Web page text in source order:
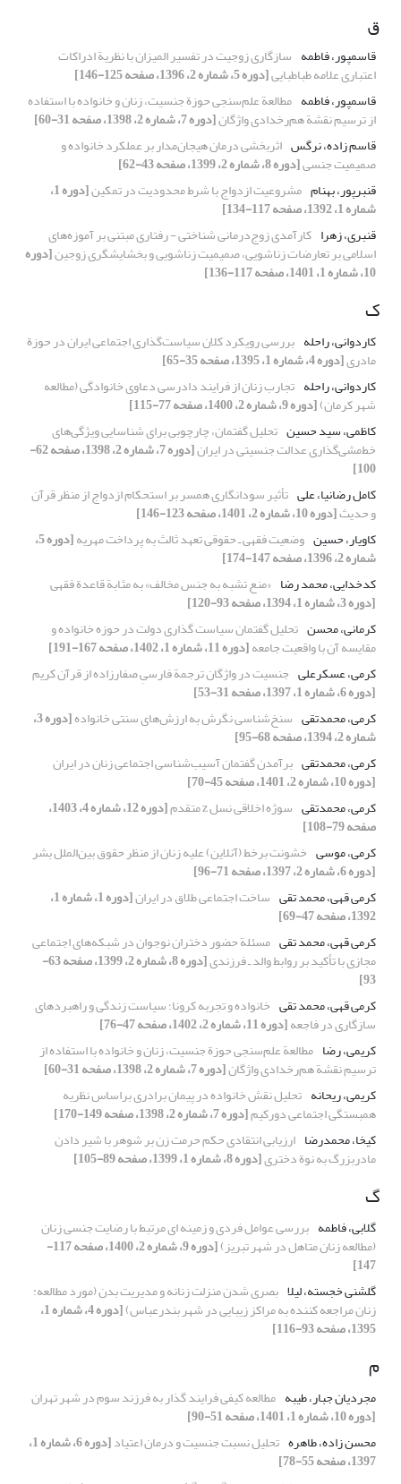
ق
قاسمپور، فاطمه سازگاری زوجیت در تفسیر المیزان با نظریة ادراکات
اعتباری علامه طباطبایی[دوره 5، شماره 2، 1396، صفحه 125-146]
قاسمپور، فاطمه مطالعة علم‌سنجی حوزة جنسیت، زنان و خانواده با استفاده
از ترسیم نقشة هم‌رخدادی واژگان[دوره 7، شماره 2، 1398، صفحه 31-60]
قاسم زاده، نرگس اثربخشی درمان هیجان‌مدار بر عملکرد خانواده و
صمیمیت جنسی[دوره 8، شماره 2، 1399، صفحه 43-62]
قنبرپور، بهنام مشروعیت ازدواج با شرط محدودیت در تمکین [دوره 1،
شماره 1، 1392، صفحه 117-134]
قنبری، زهرا کارآمدی زوج‌درمانی شناختی - رفتاری مبتنی بر آموزه‌های
اسلامی بر تعارضات زناشویی، صمیمیت زناشویی و بخشایشگری زوجین[دوره
10، شماره 1، 1401، صفحه 117-136]
ک
کاردوانی، راحله بررسی رویکرد کلان سیاست‌گذاری اجتماعی ایران در حوزة
مادری[دوره 4، شماره 1، 1395، صفحه 35-65]
کاردوانی، راحله تجارب زنان از فرایند دادرسی دعاوی خانوادگی (مطالعه
شهر کرمان)[دوره 9، شماره 2، 1400، صفحه 77-115]
کاظمی، سید حسین تحلیل‌ گفتمان، چارچوبی برای شناسایی ویژگی‌های
خط‌مشی‌گذاری عدالت جنسیتی در ایران [دوره 7، شماره 2، 1398، صفحه 62-
100]
کامل رضانیا، علی تأثیر سودانگاری همسر بر استحکام ازدواج از منظر قرآن
و حدیث[دوره 10، شماره 2، 1401، صفحه 123-146]
کاویار، حسین وضعیت فقهی ـ حقوقی تعهد ثالث به پرداخت مهریه [دوره 5،
شماره 2، 1396، صفحه 147-174]
کدخدایی، محمد رضا «منع تشبه به جنس مخالف» به مثابة قاعدة فقهی
[دوره 3، شماره 1، 1394، صفحه 93-120]
کرمانی، محسن تحلیل گفتمان سیاست گذاری دولت در حوزه خانواده و
مقایسه آن با واقعیت جامعه[دوره 11، شماره 1، 1402، صفحه 167-191]
کرمی، عسکرعلی جنسیت در واژگان ترجمة فارسیِ صفارزاده از قرآن کریم
[دوره 6، شماره 1، 1397، صفحه 31-53]
کرمی، محمدتقی سنخ‌شناسی نگرش به ارزش‌های سنتی خانواده [دوره 3،
شماره 2، 1394، صفحه 68-95]
کرمی، محمدتقی برآمدن گفتمان آسیب‌شناسی اجتماعی زنان در ایران
[دوره 10، شماره 2، 1401، صفحه 45-70]
کرمی، محمدتقی سوژه‌ اخلاقی نسل z متقدم [دوره 12، شماره 4، 1403،
صفحه 79-108]
کرمی، موسی خشونت برخط (آنلاین) علیه زنان از منظر حقوق بین‌الملل بشر
[دوره 6، شماره 2، 1397، صفحه 71-96]
کرمی قهی، محمد تقی ساخت اجتماعی طلاق در ایران [دوره 1، شماره 1،
1392، صفحه 47-69]
کرمی قهی، محمد تقی مسئلة حضور دختران نوجوان در شبکه‌های اجتماعی
مجازی با تأکید بر روابط والد ـ فرزندی [دوره 8، شماره 2، 1399، صفحه 63-
93]
کرمی قهی، محمد تقی خانواده و تجربه کرونا؛ سیاست زندگی و راهبردهای
سازگاری در فاجعه[دوره 11، شماره 2، 1402، صفحه 47-76]
کریمی، رضا مطالعة علم‌سنجی حوزة جنسیت، زنان و خانواده با استفاده از
ترسیم نقشة هم‌رخدادی واژگان[دوره 7، شماره 2، 1398، صفحه 31-60]
کریمی، ریحانه تحلیل نقش خانواده در پیمان برادری براساس نظریه
همبستگی اجتماعی دورکیم[دوره 7، شماره 2، 1398، صفحه 149-170]
کیخا، محمدرضا ارزیابی انتقادی حکم حرمت زن بر شوهر با شیر دادن
مادربزرگ به نوة دختری[دوره 8، شماره 1، 1399، صفحه 89-105]
گ
گلابی، فاطمه بررسی عوامل فردی و زمینه ای مرتبط با رضایت جنسی زنان
(مطالعه زنان متاهل در شهر تبریز) [دوره 9، شماره 2، 1400، صفحه 117-
147]
گلشنی خجسته، لیلا بصری شدن منزلت زنانه و مدیریت بدن (مورد مطالعه:
زنان مراجعه کننده به مراکز زیبایی در شهر بندرعباس) [دوره 4، شماره 1،
1395، صفحه 93-116]
م
مجردیان جبار، طیبه مطالعه کیفی فرایند گذار به فرزند‌ سوم در شهر تهران
[دوره 10، شماره 1، 1401، صفحه 51-90]
محسن زاده، طاهره تحلیل نسبت جنسیت و درمان اعتیاد [دوره 6، شماره 1،
1397، صفحه 55-78]